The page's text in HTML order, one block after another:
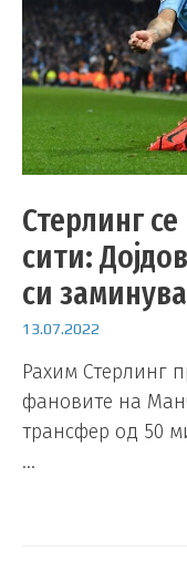
Стерлинг
сити:
си
13.07.2022
Рахим Стерлинг
фановите на
трансфер од 50
…